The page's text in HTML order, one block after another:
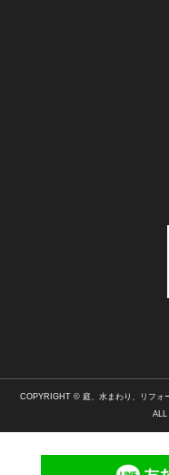
COPYRIGHT © 庭、水まわり、リフォ